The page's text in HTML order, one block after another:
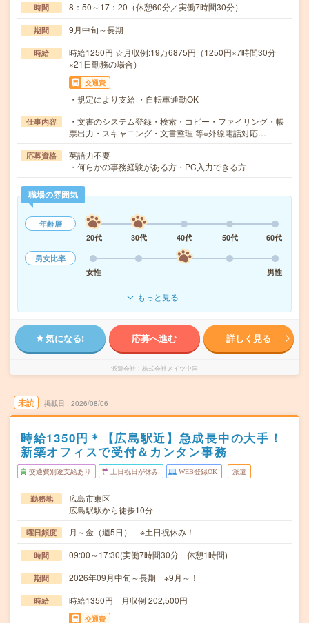
時間 8：50～17：20（休憩60分／実働7時間30分）
期間 9月中旬～長期
時給
時給1250円 ☆月収例:19万6875円（1250円×7時間30分
×21日勤務の場合）
交通費
・規定により支給 ・自転車通勤OK
仕事内容
・文書のシステム登録・検索・コピー・ファイリング・帳
票出力・スキャニング・文書整理 等※外線電話対応…
応募資格
英語力不要
・何らかの事務経験がある方・PC入力できる方
職場の雰囲気
年齢層
20代
30代 40代 50代
60代
男女比率
女性
男性
もっと見る
気になる! 応募へ進む 詳しく見る
派遣会社 株式会社メイツ中国
未読 掲載日 2026/08/06
時給1350円＊【広島駅近】急成長中の大手！
新築オフィスで受付＆カンタン事務
交通費別途支給あり 土日祝日が休み WEB登録OK 派遣
勤務地
広島市東区
広島駅駅から徒歩10分
曜日頻度 月～金（週5日） ※土日祝休み！
時間 09:00～17:30(実働7時間30分 休憩1時間)
期間 2026年09月中旬～長期 ※9月～！
時給 時給1350円 月収例 202,500円
交通費